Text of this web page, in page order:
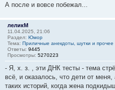
А после и вовсе побежал...
леликМ
11.04.2025, 21:06
Раздел: Юмор
Тема: Приличные анекдоты, шутки и прочее
Ответы: 9445
Просмотры: 5270223
- Я, х. з. , эти ДНК тесты - тема
всё, и оказалось, что дети от
таких историй, когда жена